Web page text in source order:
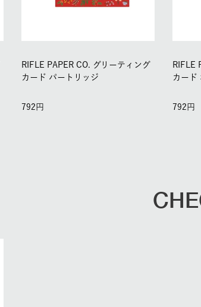
RIFLE PAPER CO. グリーティング
カード パートリッジ
792
RIFLE
カード
792